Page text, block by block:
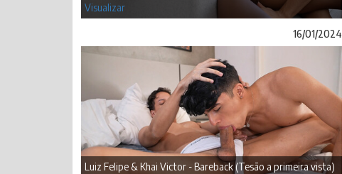
Visualizar
16/01/2024
Luiz Felipe & Khai Victor - Bareback (Tesão a primeira vista)